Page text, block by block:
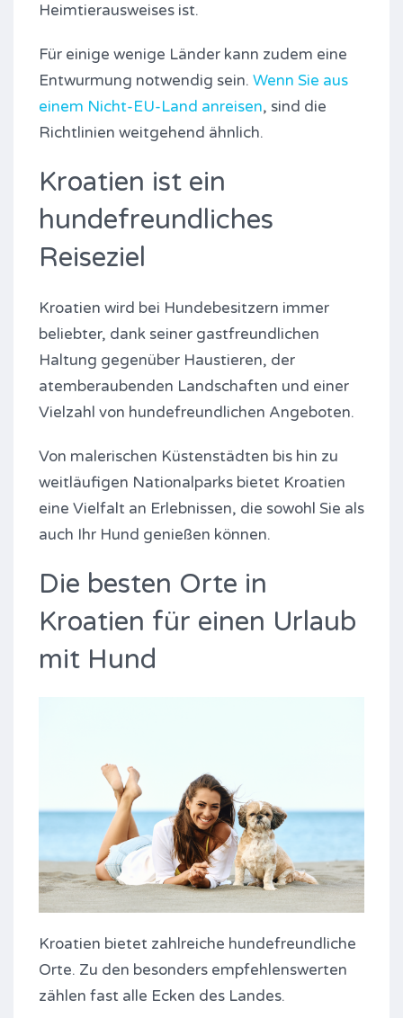
Heimtierausweises ist.
Für einige wenige Länder kann zudem eine
Entwurmung notwendig sein. Wenn Sie aus
einem Nicht-EU-Land anreisen, sind die
Richtlinien weitgehend ähnlich.
Kroatien ist ein
hundefreundliches
Reiseziel
Kroatien wird bei Hundebesitzern immer
beliebter, dank seiner gastfreundlichen
Haltung gegenüber Haustieren, der
atemberaubenden Landschaften und einer
Vielzahl von hundefreundlichen Angeboten.
Von malerischen Küstenstädten bis hin zu
weitläufigen Nationalparks bietet Kroatien
eine Vielfalt an Erlebnissen, die sowohl Sie als
auch Ihr Hund genießen können.
Die besten Orte in
Kroatien für einen Urlaub
mit Hund
Kroatien bietet zahlreiche hundefreundliche
Orte. Zu den besonders empfehlenswerten
zählen fast alle Ecken des Landes.